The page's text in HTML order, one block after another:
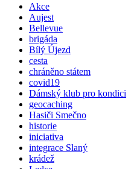
Akce
Aujest
Bellevue
brigáda
Bílý Újezd
cesta
chráněno státem
covid19
Dámský klub pro kondici
geocaching
Hasiči Smečno
historie
iniciativa
integrace Slaný
krádež